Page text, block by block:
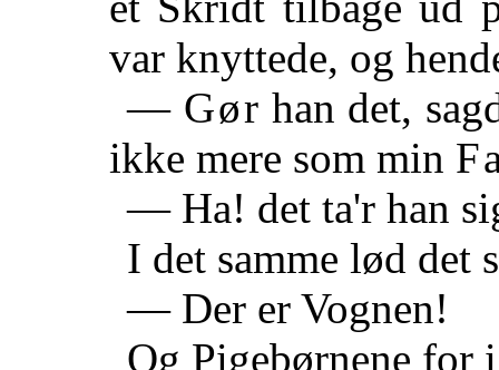
var knyttede, og
— Gør han det,
ikke mere som min
— Ha! det ta'r han
I det samme lød det
— Der er Vognen!
Og Pigebørnene for